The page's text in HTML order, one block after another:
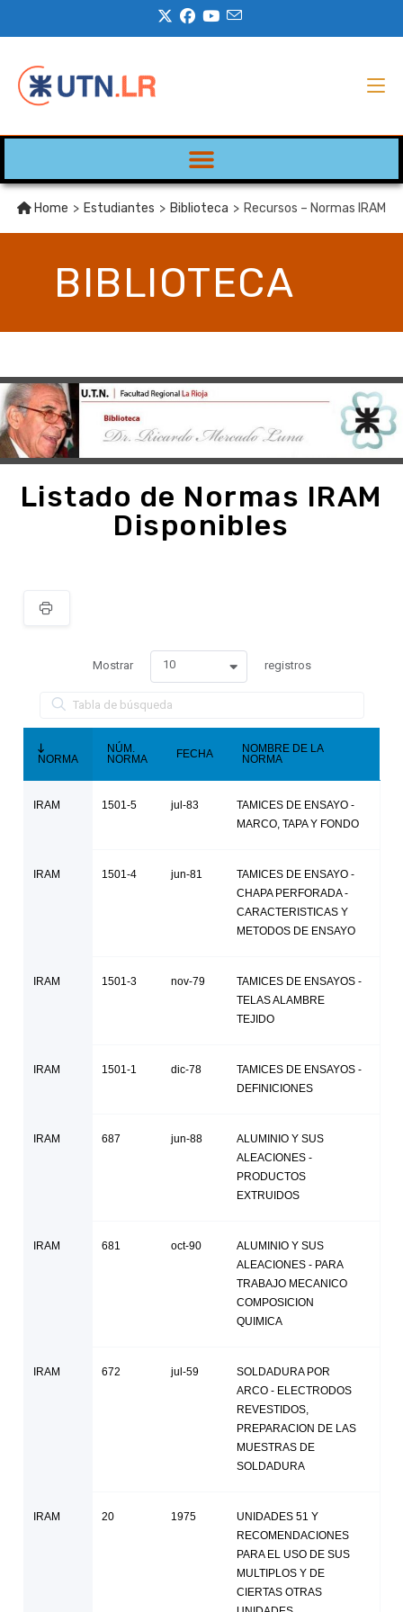
Home > Estudiantes > Biblioteca > Recursos – Normas IRAM
BIBLIOTECA
Listado de Normas IRAM
Disponibles
Mostrar 10 registros
NORMA
NÚM.
NORMA
FECHA
NOMBRE DE LA
NORMA
IRAM 1501-5 jul-83
TAMICES DE ENSAYO -
MARCO, TAPA Y FONDO
IRAM 1501-4 jun-81
TAMICES DE ENSAYO -
CHAPA PERFORADA -
CARACTERISTICAS Y
METODOS DE ENSAYO
IRAM 1501-3 nov-79
TAMICES DE ENSAYOS -
TELAS ALAMBRE
TEJIDO
IRAM 1501-1 dic-78
TAMICES DE ENSAYOS -
DEFINICIONES
IRAM 687 jun-88
ALUMINIO Y SUS
ALEACIONES -
PRODUCTOS
EXTRUIDOS
IRAM 681 oct-90
ALUMINIO Y SUS
ALEACIONES - PARA
TRABAJO MECANICO
COMPOSICION
QUIMICA
IRAM 672 jul-59
SOLDADURA POR
ARCO - ELECTRODOS
REVESTIDOS,
PREPARACION DE LAS
MUESTRAS DE
SOLDADURA
IRAM 20 1975
UNIDADES 51 Y
RECOMENDACIONES
PARA EL USO DE SUS
MULTIPLOS Y DE
CIERTAS OTRAS